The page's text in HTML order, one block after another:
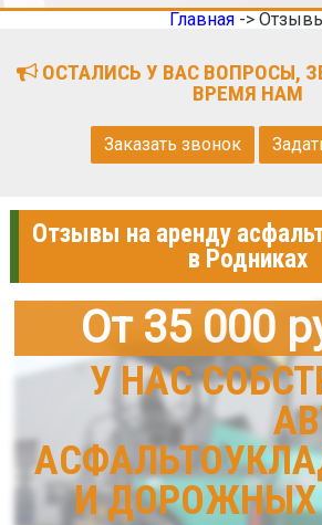
Главная->
ОСТАЛИСЬ У ВАС ВОПРОСЫ,
ВРЕМЯ НАМ
Заказать звонок
Отзывы на аренду
в Родниках
От 35 000
У НАС
И ДОРОЖНЫХ